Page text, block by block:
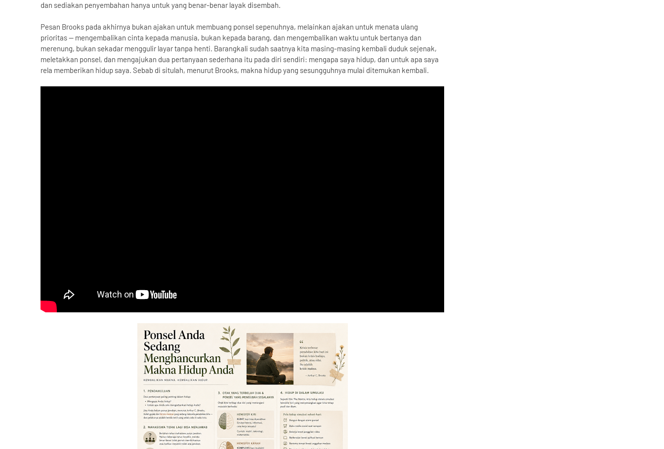
dan sediakan penyembahan hanya untuk yang benar-benar layak disembah.
Pesan Brooks pada akhirnya bukan ajakan untuk membuang ponsel sepenuhnya, melainkan ajakan untuk menata ulang
prioritas — mengembalikan cinta kepada manusia, bukan kepada barang, dan mengembalikan waktu untuk bertanya dan
merenung, bukan sekadar menggulir layar tanpa henti. Barangkali sudah saatnya kita masing-masing kembali duduk sejenak,
meletakkan ponsel, dan mengajukan dua pertanyaan sederhana itu pada diri sendiri: mengapa saya hidup, dan untuk apa saya
rela memberikan hidup saya. Sebab di situlah, menurut Brooks, makna hidup yang sesungguhnya mulai ditemukan kembali.